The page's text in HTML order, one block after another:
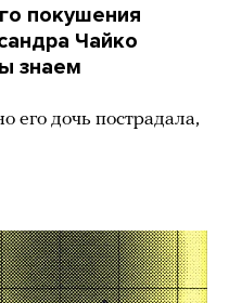
покушения
Чайко
знаем
его дочь пострадала,